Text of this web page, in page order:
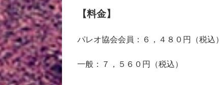
【料金】
パレオ協会会員：６，４８０円（税込）
一般：７，５６０円（税込）